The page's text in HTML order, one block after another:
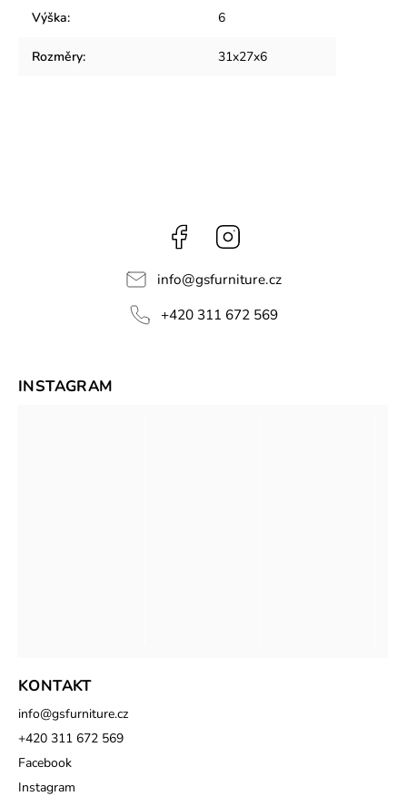
Výška: 6
Rozměry: 31x27x6
Facebook
info@gsfurniture.cz
+420 311 672 569
KONTAKT
info@gsfurniture.cz
+420 311 672 569
Facebook
Instagram
INSTAGRAM